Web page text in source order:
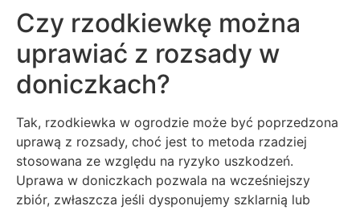
Czy rzodkiewkę można
uprawiać z rozsady w
doniczkach?
Tak, rzodkiewka w ogrodzie może być poprzedzona
uprawą z rozsady, choć jest to metoda rzadziej
stosowana ze względu na ryzyko uszkodzeń.
Uprawa w doniczkach pozwala na wcześniejszy
zbiór, zwłaszcza jeśli dysponujemy szklarnią lub